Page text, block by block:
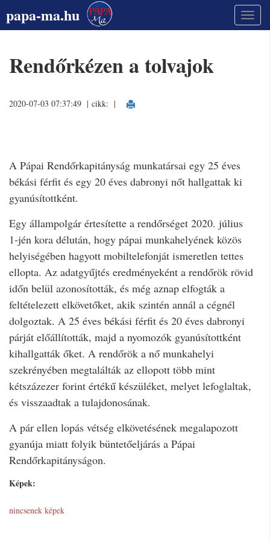
papa-ma.hu
Rendőrkézen a tolvajok
2020-07-03 07:37:49 | cikk: |
A Pápai Rendőrkapitányság munkatársai egy 25 éves
békási férfit és egy 20 éves dabronyi nőt hallgattak ki
gyanúsítottként.
Egy állampolgár értesítette a rendőrséget 2020. július
1-jén kora délután, hogy pápai munkahelyének közös
helyiségében hagyott mobiltelefonját ismeretlen tettes
ellopta. Az adatgyűjtés eredményeként a rendőrök rövid
időn belül azonosították, és még aznap elfogták a
feltételezett elkövetőket, akik szintén annál a cégnél
dolgoztak. A 25 éves békási férfit és 20 éves dabronyi
párját előállították, majd a nyomozók gyanúsítottként
kihallgatták őket. A rendőrök a nő munkahelyi
szekrényében megtalálták az ellopott több mint
kétszázezer forint értékű készüléket, melyet lefoglaltak,
és visszaadtak a tulajdonosának.
A pár ellen lopás vétség elkövetésének megalapozott
gyanúja miatt folyik büntetőeljárás a Pápai
Rendőrkapitányságon.
Képek:
nincsenek képek